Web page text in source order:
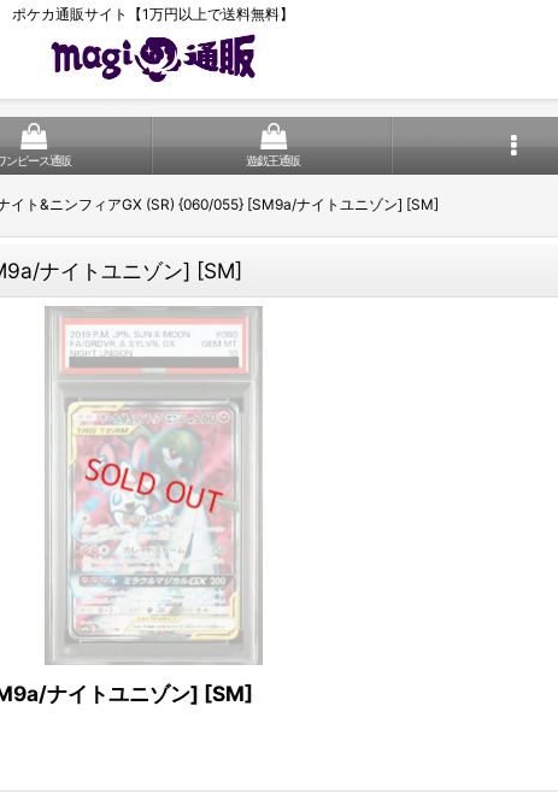
ポケカ通販サイト【1万円以上で送料無料】
ンピース通販 遊戯王通販
ナイト&ニンフィアGX (SR) {060/055} [SM9a/ナイトユニゾン] [SM]
ナイトユニゾン] [SM]
ナイトユニゾン] [SM]